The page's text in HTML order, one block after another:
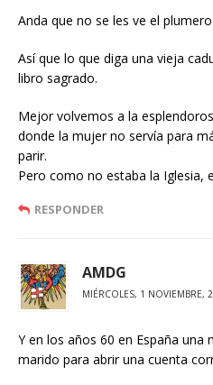
Anda que no se les ve el
Así que lo que diga una vieja
libro sagrado.
Mejor volvemos a la
donde la mujer no servía para
parir.
Pero como no estaba la Iglesia,
RESPONDER
AMDG
MIÉRCOLES, 1 NOVIEMBRE,
Y en los años 60 en España
marido para abrir una cuenta